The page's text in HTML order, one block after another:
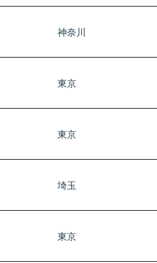
埼玉
​東京
​東京
東京
東京
神奈川
東京
東京
埼玉
東京